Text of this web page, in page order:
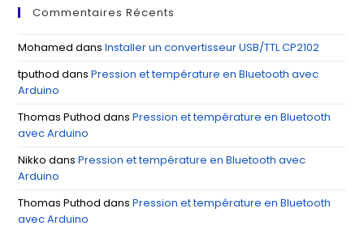
Commentaires Récents
Mohamed dansInstaller un convertisseur USB/TTL CP2102
tputhod dansPression et température en Bluetooth avec
Arduino
Thomas Puthod dansPression et température en Bluetooth
avec Arduino
Nikko dansPression et température en Bluetooth avec
Arduino
Thomas Puthod dansPression et température en Bluetooth
avec Arduino